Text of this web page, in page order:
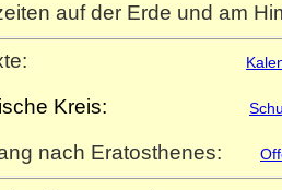
auf der Erde und am
Kreis:
nach Eratosthenes: